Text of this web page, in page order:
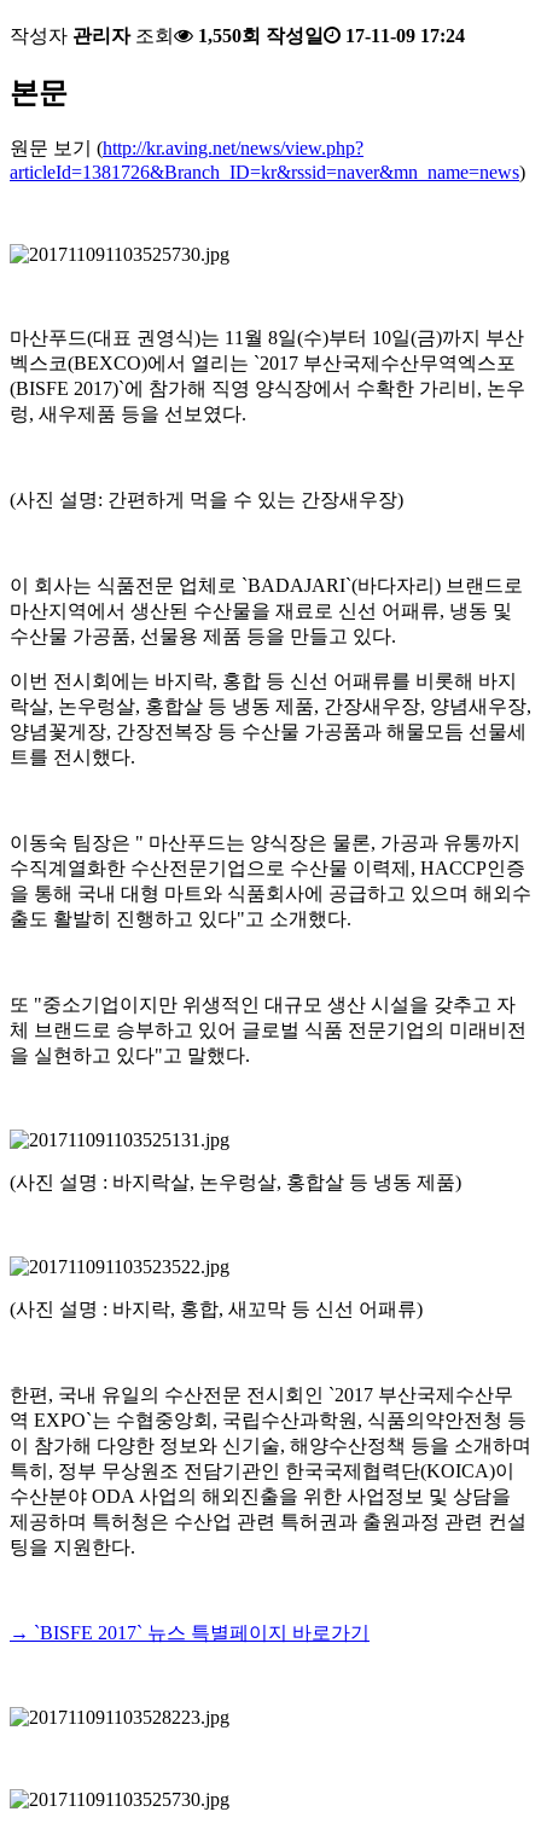
작성자 관리자 조회 1,550회 작성일 17-11-09 17:24
본문
원문 보기 (http://kr.aving.net/news/view.php?
articleId=1381726&Branch_ID=kr&rssid=naver&mn_name=news)
마산푸드(대표 권영식)는 11월 8일(수)부터 10일(금)까지 부산
벡스코(BEXCO)에서 열리는 `2017 부산국제수산무역엑스포
(BISFE 2017)`에 참가해 직영 양식장에서 수확한 가리비, 논우
렁, 새우제품 등을 선보였다.
(사진 설명: 간편하게 먹을 수 있는 간장새우장)
이 회사는 식품전문 업체로 `BADAJARI`(바다자리) 브랜드로
마산지역에서 생산된 수산물을 재료로 신선 어패류, 냉동 및
수산물 가공품, 선물용 제품 등을 만들고 있다.
이번 전시회에는 바지락, 홍합 등 신선 어패류를 비롯해 바지
락살, 논우렁살, 홍합살 등 냉동 제품, 간장새우장, 양념새우장,
양념꽃게장, 간장전복장 등 수산물 가공품과 해물모듬 선물세
트를 전시했다.
이동숙 팀장은 " 마산푸드는 양식장은 물론, 가공과 유통까지
수직계열화한 수산전문기업으로 수산물 이력제, HACCP인증
을 통해 국내 대형 마트와 식품회사에 공급하고 있으며 해외수
출도 활발히 진행하고 있다"고 소개했다.
또 "중소기업이지만 위생적인 대규모 생산 시설을 갖추고 자
체 브랜드로 승부하고 있어 글로벌 식품 전문기업의 미래비전
을 실현하고 있다"고 말했다.
(사진 설명 : 바지락살, 논우렁살, 홍합살 등 냉동 제품)
(사진 설명 : 바지락, 홍합, 새꼬막 등 신선 어패류)
한편, 국내 유일의 수산전문 전시회인 `2017 부산국제수산무
역 EXPO`는 수협중앙회, 국립수산과학원, 식품의약안전청 등
이 참가해 다양한 정보와 신기술, 해양수산정책 등을 소개하며
특히, 정부 무상원조 전담기관인 한국국제협력단(KOICA)이
수산분야 ODA 사업의 해외진출을 위한 사업정보 및 상담을
제공하며 특허청은 수산업 관련 특허권과 출원과정 관련 컨설
팅을 지원한다.
→ `BISFE 2017` 뉴스 특별페이지 바로가기